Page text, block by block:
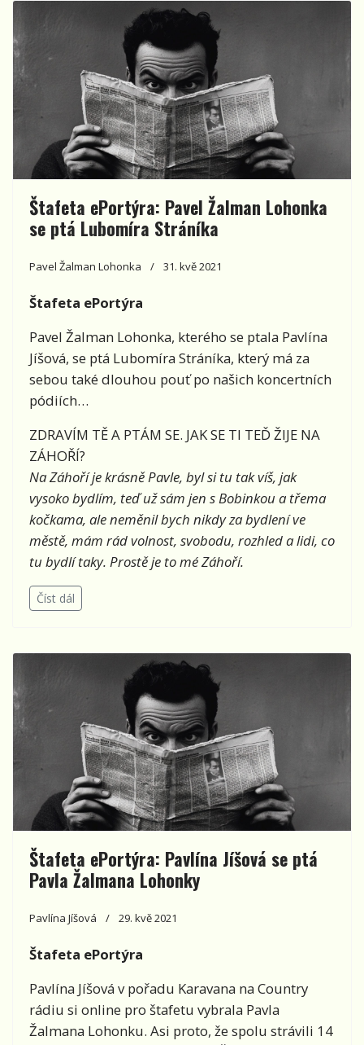
Štafeta ePortýra: Pavel Žalman Lohonka
se ptá Lubomíra Stráníka
Pavel Žalman Lohonka 31. kvě 2021
Štafeta ePortýra
Pavel Žalman Lohonka, kterého se ptala Pavlína
Jíšová, se ptá Lubomíra Stráníka, který má za
sebou také dlouhou pouť po našich koncertních
pódiích…
ZDRAVÍM TĚ A PTÁM SE. JAK SE TI TEĎ ŽIJE NA
ZÁHOŘÍ?
Na Záhoří je krásně Pavle, byl si tu tak víš, jak
vysoko bydlím, teď už sám jen s Bobinkou a třema
kočkama, ale neměnil bych nikdy za bydlení ve
městě, mám rád volnost, svobodu, rozhled a lidi, co
tu bydlí taky. Prostě je to mé Záhoří.
Číst dál
Štafeta ePortýra: Pavlína Jíšová se ptá
Pavla Žalmana Lohonky
Pavlína Jíšová 29. kvě 2021
Štafeta ePortýra
Pavlína Jíšová v pořadu Karavana na Country
rádiu si online pro štafetu vybrala Pavla
Žalmana Lohonku. Asi proto, že spolu strávili 14